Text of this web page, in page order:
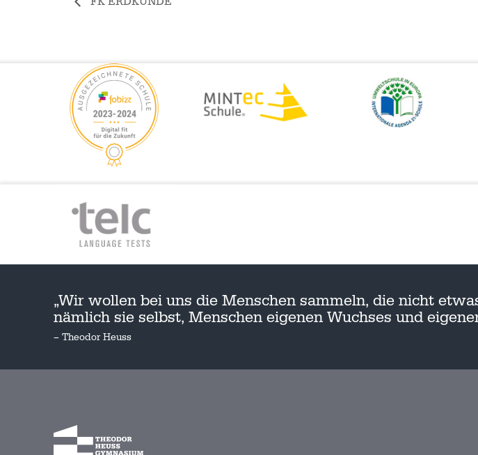
„Wir wollen bei uns die Menschen sammeln, die nicht
nämlich sie selbst, Menschen eigenen Wuchses und
– Theodor Heuss